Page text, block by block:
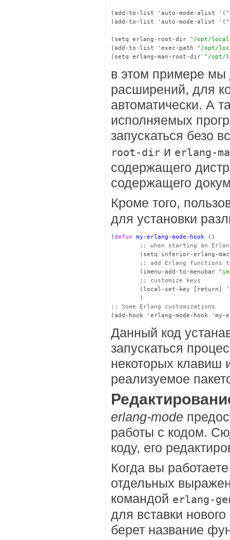
(add-to-list 'auto-mode-alist '(
(add-to-list 'auto-mode-alist '(
(setq erlang-root-dir "/opt/
(add-to-list 'exec-path "/opt/
(setq erlang-man-root-dir "/opt/
в этом примере мы
расширений, для
автоматически. А
исполняемых
запускаться безо
root-dir и erlang-
содержащего
содержащего
Кроме того,
для установки
(defun my-erlang-mode-hook ()
;;
(setq inferior-erlang-
;;
        (imenu-add-to-menubar
;;
(local-set-key [return]
;;
Данный код
запускаться
некоторых клавиш
реализуемое
erlang-mode
работы с кодом.
коду, его
Когда вы
отдельных
командой erlang-
для вставки
берет название